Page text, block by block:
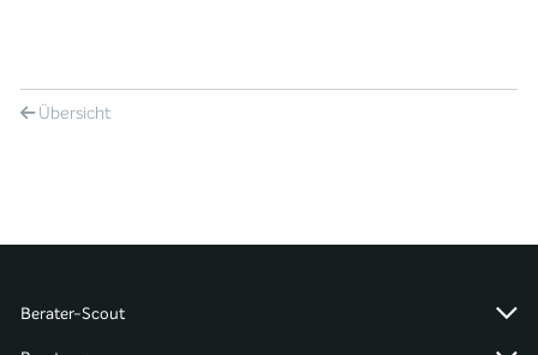
Übersicht
Berater-Scout